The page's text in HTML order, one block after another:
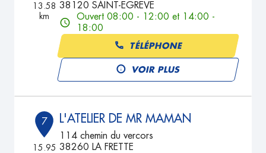
13.58
km
38120 SAINT-EGREVE
Ouvert 08:00 - 12:00 et 14:00 -
18:00
TÉLÉPHONE
VOIR PLUS
7
15.95
L'ATELIER DE MR MAMAN
114 chemin du vercors
38260 LA FRETTE